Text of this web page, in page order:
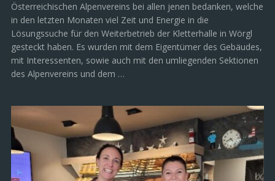
Österreichischen Alpenvereins bei allen jenen bedanken, welche
in den letzten Monaten viel Zeit und Energie in die
Lösungssuche für den Weiterbetrieb der Kletterhalle in Wörgl
gesteckt haben. Es wurden mit dem Eigentümer des Gebäudes,
mit Interessenten, sowie auch mit den umliegenden Sektionen
des Alpenvereins und dem …